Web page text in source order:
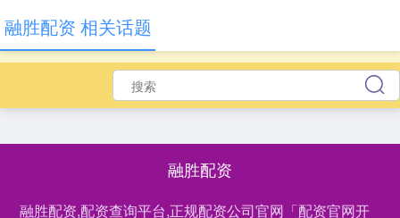
融胜配资
融胜配资,配资查询平台,正规配资公司官网「配资官网开
融胜配资 相关话题